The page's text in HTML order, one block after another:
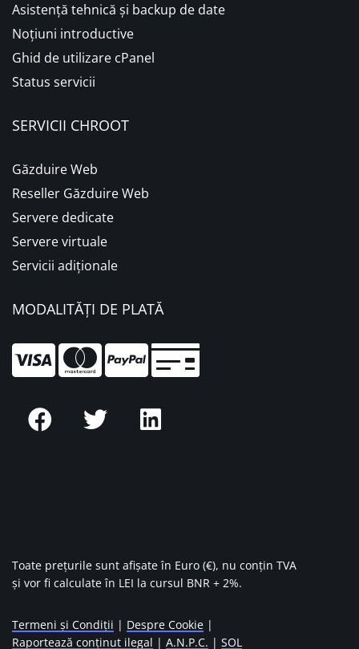
Asistență tehnică și backup de date
Noțiuni introductive
Ghid de utilizare cPanel
Status servicii
SERVICII CHROOT
Găzduire Web
Reseller Găzduire Web
Servere dedicate
Servere virtuale
Servicii adiționale
MODALITĂȚI DE PLATĂ
Toate prețurile sunt afișate în Euro (€), nu conțin TVA
și vor fi calculate în LEI la cursul BNR + 2%.
Termeni și Condiții | Despre Cookie |
Raportează conținut ilegal | A.N.P.C. | SOL